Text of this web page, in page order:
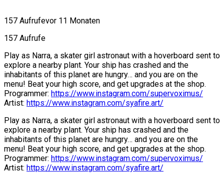
157 Aufrufevor 11 Monaten
157 Aufrufe
Play as Narra, a skater girl astronaut with a hoverboard sent to
explore a nearby plant. Your ship has crashed and the
inhabitants of this planet are hungry… and you are on the
menu! Beat your high score, and get upgrades at the shop.
Programmer: https://www.instagram.com/supervoximus/
Artist: https://www.instagram.com/syafire.art/
Play as Narra, a skater girl astronaut with a hoverboard sent to
explore a nearby plant. Your ship has crashed and the
inhabitants of this planet are hungry… and you are on the
menu! Beat your high score, and get upgrades at the shop.
Programmer: https://www.instagram.com/supervoximus/
Artist: https://www.instagram.com/syafire.art/